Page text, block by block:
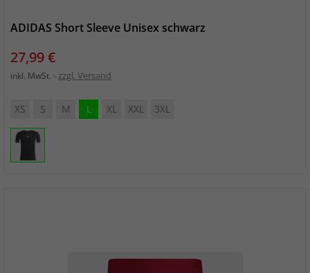
ADIDAS Short Sleeve Unisex schwarz
Preis
27,99 €
inkl. MwSt. zzgl. Versand
XS S M L XL XXL 3XL